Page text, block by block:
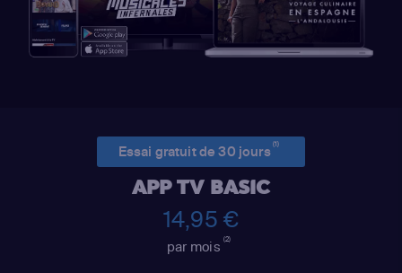
Essai gratuit de 30 jours(1)
APP TV BASIC
14,95 €
par mois(2)